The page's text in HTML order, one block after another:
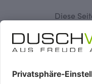
Diese
Ich